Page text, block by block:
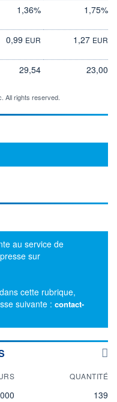
1,36% 1,75%
0,99 EUR 1,27 EUR
29,54 23,00
All rights reserved.
au service de
sur
cette rubrique,
suivante : contact-
QUANTITÉ
139